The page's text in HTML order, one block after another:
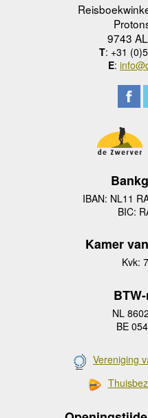
9743
T: +31
E:
IBAN: NL11
BIC:
Kamer
Kvk:
NL
BE
Vereniging